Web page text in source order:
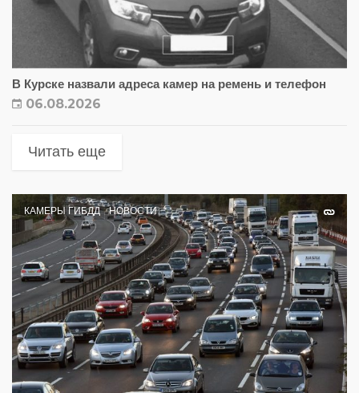
В Курске назвали адреса камер на ремень и телефон
06.08.2026
Читать еще
КАМЕРЫ ГИБДД НОВОСТИ